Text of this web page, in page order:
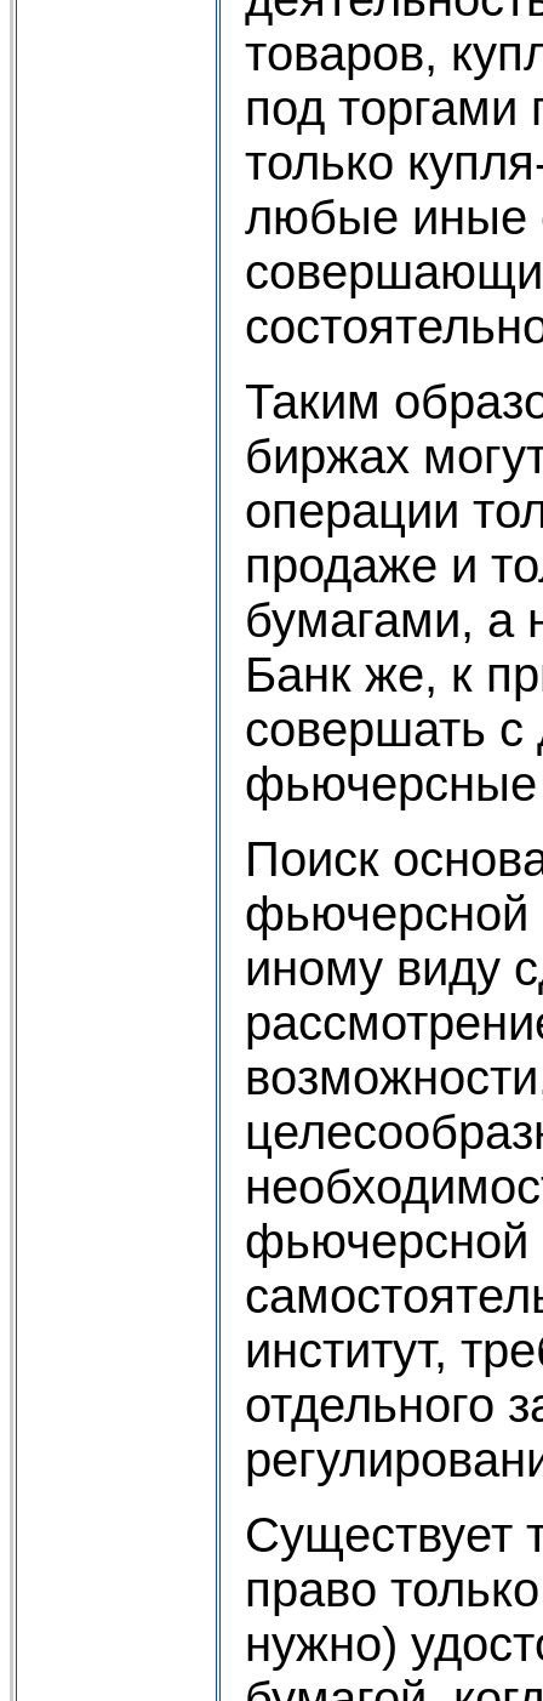
товаров,
под
только
любые иные
Таким
биржах
операции
продаже и
бумагами, а
Банк же, к
совершать
фьючерсные
Поиск
фьючерсной
иному виду
фьючерсной
институт,
отдельного
Существует
право
нужно)